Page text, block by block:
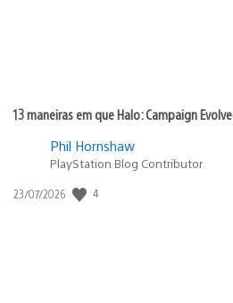
13 maneiras em que Halo: Campaign
Phil Hornshaw
PlayStation Blog Contributor
Data
23/07/2026 4